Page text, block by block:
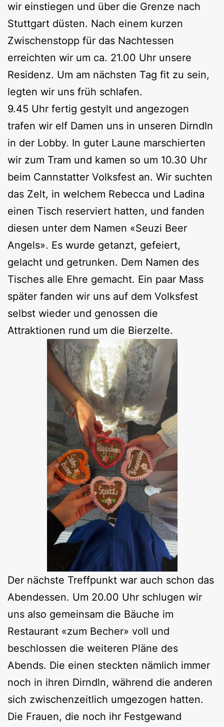
wir einstiegen und über die Grenze nach
Stuttgart düsten. Nach einem kurzen
Zwischenstopp für das Nachtessen
erreichten wir um ca. 21.00 Uhr unsere
Residenz. Um am nächsten Tag fit zu sein,
legten wir uns früh schlafen.
9.45 Uhr fertig gestylt und angezogen
trafen wir elf Damen uns in unseren Dirndln
in der Lobby. In guter Laune marschierten
wir zum Tram und kamen so um 10.30 Uhr
beim Cannstatter Volksfest an. Wir suchten
das Zelt, in welchem Rebecca und Ladina
einen Tisch reserviert hatten, und fanden
diesen unter dem Namen «Seuzi Beer
Angels». Es wurde getanzt, gefeiert,
gelacht und getrunken. Dem Namen des
Tisches alle Ehre gemacht. Ein paar Mass
später fanden wir uns auf dem Volksfest
selbst wieder und genossen die
Attraktionen rund um die Bierzelte.
Der nächste Treffpunkt war auch schon das
Abendessen. Um 20.00 Uhr schlugen wir
uns also gemeinsam die Bäuche im
Restaurant «zum Becher» voll und
beschlossen die weiteren Pläne des
Abends. Die einen steckten nämlich immer
noch in ihren Dirndln, während die anderen
sich zwischenzeitlich umgezogen hatten.
Die Frauen, die noch ihr Festgewand